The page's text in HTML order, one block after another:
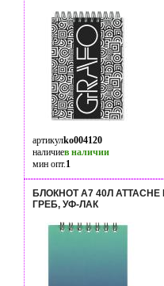
артикулko004120
наличиев наличии
мин опт.1
БЛОКНОТ А7 40Л
ГРЕБ, УФ-ЛАК